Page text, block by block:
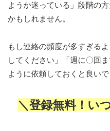
ようか迷っている」段階の
かもしれません。
もし連絡の頻度が多すぎる
してください」「週に〇回
ように依頼しておくと良い
＼登録無料！い